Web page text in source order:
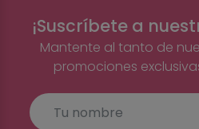
¡Suscríbete a
Mantente al tanto de
promociones